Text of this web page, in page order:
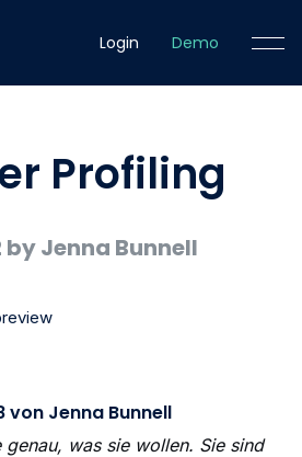
Login Demo
Profiling
by Jenna Bunnell
von Jenna Bunnell
genau, was sie wollen. Sie sind